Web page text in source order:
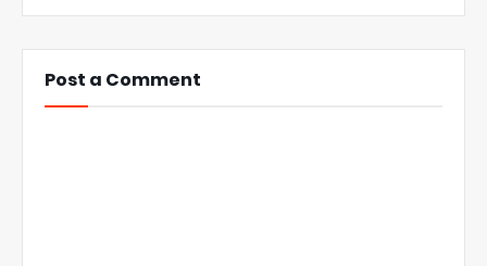
Post a Comment